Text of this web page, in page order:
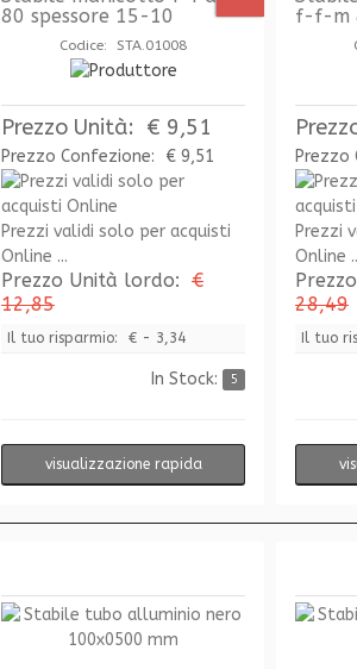
80 spessore 15-10
Codice: STA.01008
Prezzo Unità: € 9,51
Prezzo Confezione: € 9,51
Prezzi validi solo per acquisti
Online ...
Prezzo Unità lordo: €
12,85
Il tuo risparmio: € - 3,34
In Stock: 5
visualizzazione rapida
f-f-m
Prezzo
Prezzi
Online
28,49
Il tuo